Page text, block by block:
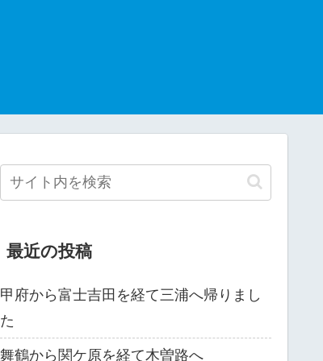
最近の投稿
甲府から富士吉田を経て三浦へ帰りまし
た
舞鶴から関ケ原を経て木曽路へ